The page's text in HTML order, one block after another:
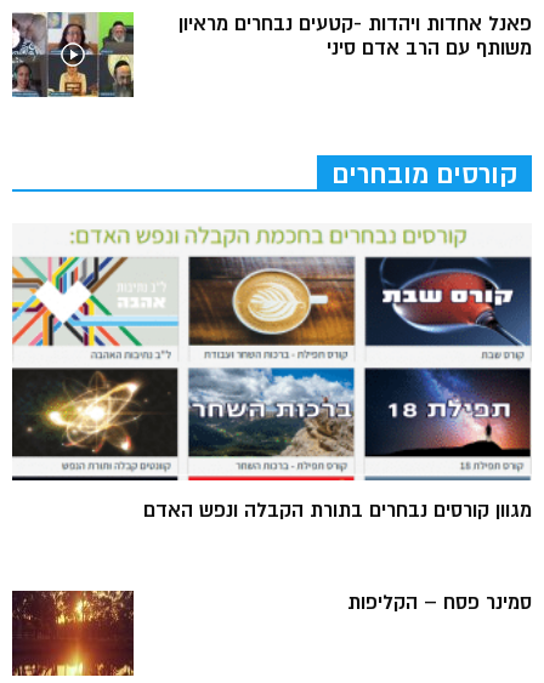
פאנל אחדות ויהדות -קטעים נבחרים מראיון
משותף עם הרב אדם סיני
קורסים מובחרים
מגוון קורסים נבחרים בתורת הקבלה ונפש האדם
סמינר פסח – הקליפות